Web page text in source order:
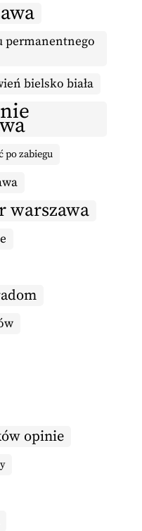
permanentnego
bielsko biała
po zabiegu
warszawa
opinie